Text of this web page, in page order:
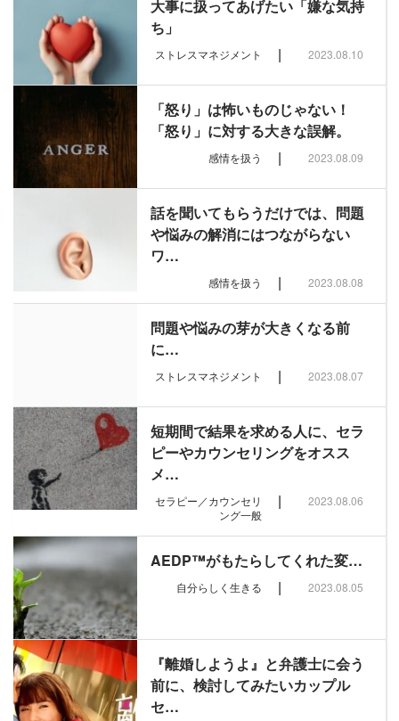
大事に扱ってあげたい「嫌な気持
ち」
ストレスマネジメント | 2023.08.10
「怒り」は怖いものじゃない！
「怒り」に対する大きな誤解。
感情を扱う | 2023.08.09
話を聞いてもらうだけでは、問題
や悩みの解消にはつながらない
ワ…
感情を扱う | 2023.08.08
問題や悩みの芽が大きくなる前
に…
ストレスマネジメント | 2023.08.07
短期間で結果を求める人に、セラ
ピーやカウンセリングをオスス
メ…
セラピー／カウンセリ
ング一般
| 2023.08.06
AEDP™️がもたらしてくれた変…
自分らしく生きる | 2023.08.05
『離婚しようよ』と弁護士に会う
前に、検討してみたいカップル
セ…